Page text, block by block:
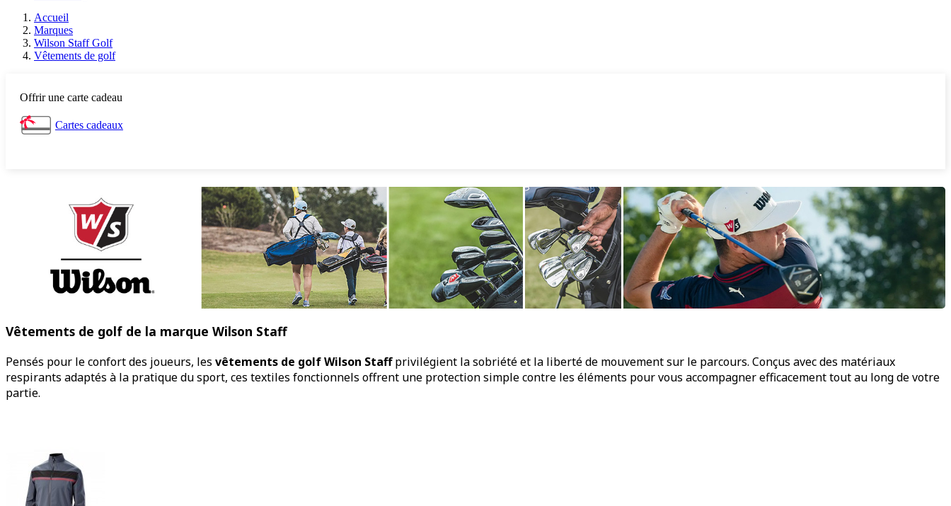
Accueil
Marques
Wilson Staff Golf
Vêtements de golf
Offrir une carte cadeau
Cartes cadeaux
Vêtements de golf de la marque Wilson Staff
Pensés pour le confort des joueurs, les vêtements de golf Wilson Staffprivilégient la sobriété et la liberté de mouvement sur le parcours. Conçus avec des matériaux
respirants adaptés à la pratique du sport, ces textiles fonctionnels offrent une protection simple contre les éléments pour vous accompagner efficacement tout au long de votre
partie.